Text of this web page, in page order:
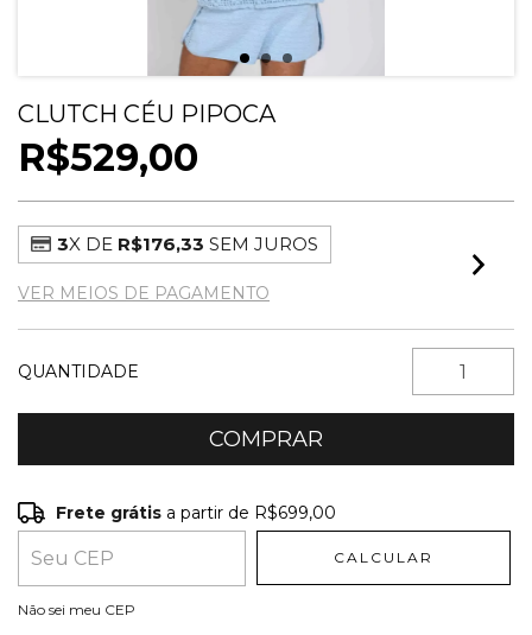
CLUTCH CÉU PIPOCA
R$529,00
3X DE R$176,33 SEM JUROS
VER MEIOS DE PAGAMENTO
QUANTIDADE
Frete grátis R$699,00
Entregas para o CEP:
Frete grátis a partir de R$699,00
CALCULAR
Não sei meu CEP